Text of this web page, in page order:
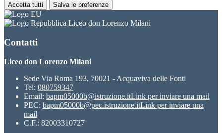
Accetta tutti Salva le preferenze
Liceo don Lorenzo Milani
Contatti
Liceo don Lorenzo Milani
Sede Via Roma 193, 70021 - Acquaviva delle Fonti
Tel: 080759347
Email: bapm05000b@istruzione.itLink per inviare una mail
PEC: bapm05000b@pec.istruzione.itLink per inviare una
mail
C.F.: 82003310727